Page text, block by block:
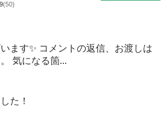
(50)
ます✨ コメントの返信、お渡しは
気になる箇...
た！